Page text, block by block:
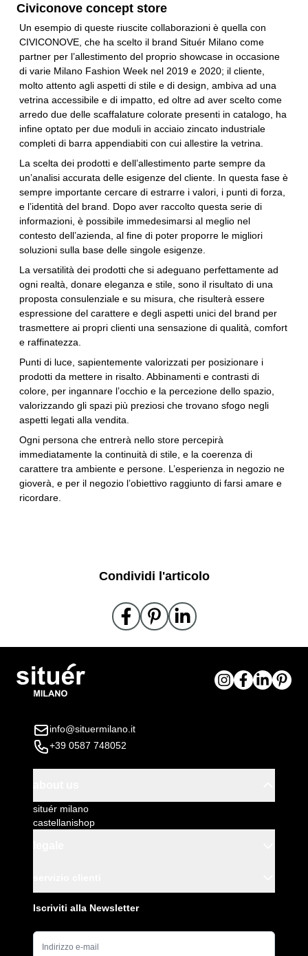
Civiconove concept store
Un esempio di queste riuscite collaborazioni è quella con
CIVICONOVE, che ha scelto il brand Situér Milano come
partner per l’allestimento del proprio showcase in occasione
di varie Milano Fashion Week nel 2019 e 2020; il cliente,
molto attento agli aspetti di stile e di design, ambiva ad una
vetrina accessibile e di impatto, ed oltre ad aver scelto come
arredo due delle scaffalature colorate presenti in catalogo, ha
infine optato per due moduli in acciaio zincato industriale
completi di barra appendiabiti con cui allestire la vetrina.
La scelta dei prodotti e dell’allestimento parte sempre da
un’analisi accurata delle esigenze del cliente. In questa fase è
sempre importante cercare di estrarre i valori, i punti di forza,
e l’identità del brand. Dopo aver raccolto questa serie di
informazioni, è possibile immedesimarsi al meglio nel
contesto dell’azienda, al fine di poter proporre le migliori
soluzioni sulla base delle singole esigenze.
La versatilità dei prodotti che si adeguano perfettamente ad
ogni realtà, donare eleganza e stile, sono il risultato di una
proposta consulenziale e su misura, che risulterà essere
espressione del carattere e degli aspetti unici del brand per
trasmettere ai propri clienti una sensazione di qualità, comfort
e raffinatezza.
Punti di luce, sapientemente valorizzati per posizionare i
prodotti da mettere in risalto. Abbinamenti e contrasti di
colore, per ingannare l’occhio e la percezione dello spazio,
valorizzando gli spazi più preziosi che trovano sfogo negli
aspetti legati alla vendita.
Ogni persona che entrerà nello store percepirà
immediatamente la continuità di stile, e la coerenza di
carattere tra ambiente e persone. L’esperienza in negozio ne
gioverà, e per il negozio l’obiettivo raggiunto di farsi amare e
ricordare.
Condividi l'articolo
info@situermilano.it
+39 0587 748052
situér milano
castellanishop
Iscriviti alla Newsletter